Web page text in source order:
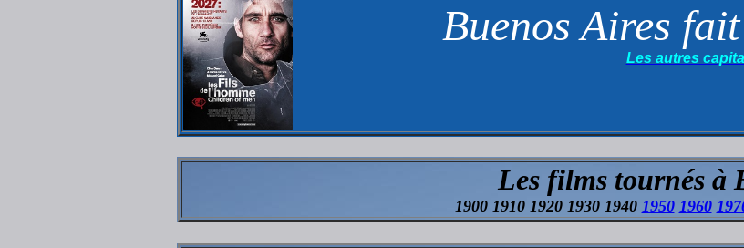
Buenos Aires
Les autres
Les films tournés à
1900 1910 1920 1930 1940 1950 1960